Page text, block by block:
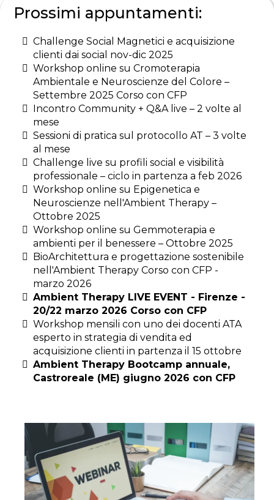
Prossimi appuntamenti:
Challenge Social Magnetici e acquisizione
clienti dai social nov-dic 2025
Workshop online su Cromoterapia
Ambientale e Neuroscienze del Colore –
Settembre 2025 Corso con CFP
Incontro Community + Q&A live – 2 volte al
mese
Sessioni di pratica sul protocollo AT – 3 volte
al mese
Challenge live su profili social e visibilità
professionale – ciclo in partenza a feb 2026
Workshop online su Epigenetica e
Neuroscienze nell'Ambient Therapy –
Ottobre 2025
Workshop online su Gemmoterapia e
ambienti per il benessere – Ottobre 2025
BioArchitettura e progettazione sostenibile
nell'Ambient Therapy Corso con CFP -
marzo 2026
Ambient Therapy LIVE EVENT - Firenze -
20/22 marzo 2026 Corso con CFP
Workshop mensili con uno dei docenti ATA
esperto in strategia di vendita ed
acquisizione clienti in partenza il 15 ottobre
Ambient Therapy Bootcamp annuale,
Castroreale (ME) giugno 2026 con CFP